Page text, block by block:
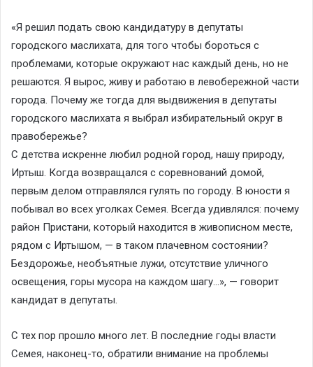
«Я решил подать свою кандидатуру в депутаты
городского маслихата, для того чтобы бороться с
проблемами, которые окружают нас каждый день, но не
решаются. Я вырос, живу и работаю в левобережной части
города. Почему же тогда для выдвижения в депутаты
городского маслихата я выбрал избирательный округ в
правобережье?
С детства искренне любил родной город, нашу природу,
Иртыш. Когда возвращался с соревнований домой,
первым делом отправлялся гулять по городу. В юности я
побывал во всех уголках Семея. Всегда удивлялся: почему
район Пристани, который находится в живописном месте,
рядом с Иртышом, — в таком плачевном состоянии?
Бездорожье, необъятные лужи, отсутствие уличного
освещения, горы мусора на каждом шагу…», — говорит
кандидат в депутаты.
С тех пор прошло много лет. В последние годы власти
Семея, наконец-то, обратили внимание на проблемы